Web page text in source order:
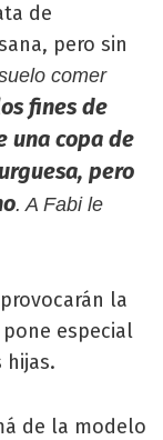
de
pero sin
comer
fines de
una copa de
pero
. A Fabi le
la
especial
hijas.
de la modelo